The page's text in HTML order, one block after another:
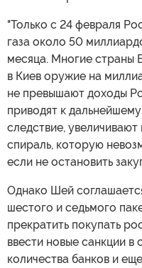
"Только с 24 февраля
газа около 50
месяца. Многие страны
в Киев оружие на
не превышают доходы
приводят к
следствие,
спираль, которую
если не остановить
Однако Шей
шестого и седьмого
прекратить покупать
ввести новые санкции
количества банков и